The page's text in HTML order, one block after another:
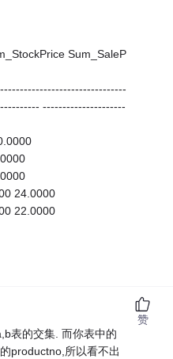
Sum_SaleP
---------------------
24.0000
22.0000
表的交集. 而你表中的
productno,所以看不出
赞